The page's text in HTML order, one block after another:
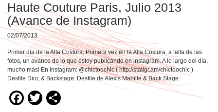
Haute Couture Paris, Julio 2013
(Avance de Instagram)
02/07/2013
Primer día de la Alta Costura, Primera vez en la Alta Costura, a falta de las
fotos, un avance de lo que estoy publicando en instagram. A lo largo del día,
mucho más! En instagram: @chictoochic ( http://statigr.am/chictoochic )
Desfile Dior, & Backstage: Desfile de Alexis Mabille & Back Stage:
Facebook
Twitter